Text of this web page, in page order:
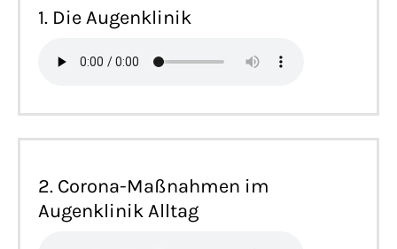
1. Die Augenklinik
2. Corona-Maßnahmen im
Augenklinik Alltag